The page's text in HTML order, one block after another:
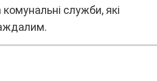
cлyжби, які